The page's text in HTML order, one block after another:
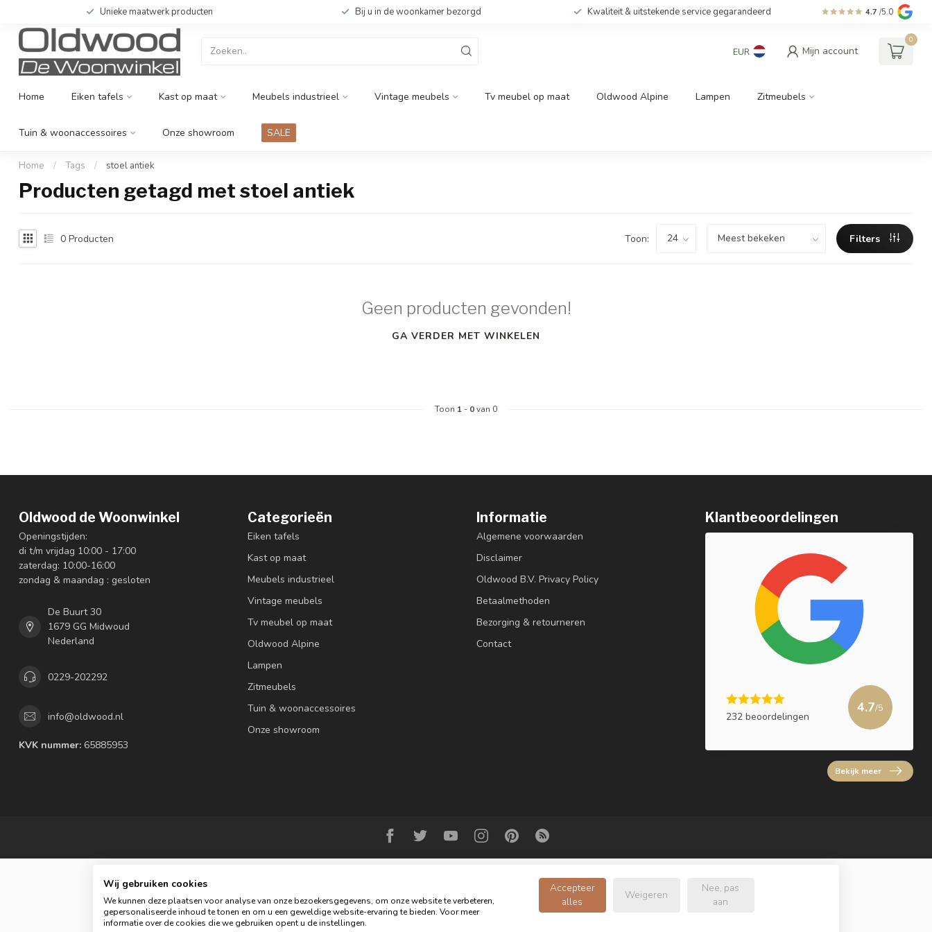
Unieke maatwerk producten Bij u in de woonkamer bezorgd Kwaliteit & uitstekende service gegarandeerd 4.7 /5.0
EUR Mijn account
0
Home Eiken tafels Kast op maat Meubels industrieel Vintage meubels Tv meubel op maat Oldwood Alpine Lampen Zitmeubels
Tuin & woonaccessoires Onze showroom SALE
Home / Tags / stoel antiek
Producten getagd met stoel antiek
0 Producten Toon: Filters
Geen producten gevonden!
GA VERDER MET WINKELEN
Toon 1 - 0van 0
Oldwood de Woonwinkel
Openingstijden:
di t/m vrijdag 10:00 - 17:00
zaterdag: 10:00-16:00
zondag & maandag : gesloten
De Buurt 30
1679 GG Midwoud
Nederland
0229-202292
info@oldwood.nl
KVK nummer: 65885953
Categorieën
Eiken tafels
Kast op maat
Meubels industrieel
Vintage meubels
Tv meubel op maat
Oldwood Alpine
Lampen
Zitmeubels
Tuin & woonaccessoires
Onze showroom
Informatie
Algemene voorwaarden
Disclaimer
Oldwood B.V. Privacy Policy
Betaalmethoden
Bezorging & retourneren
Contact
Klantbeoordelingen
232 beoordelingen
4.7/5
Bekijk meer
© Copyright 2026 Oldwood de Woonwinkel - Powered by
Wij gebruiken cookies
We kunnen deze plaatsen voor analyse van onze bezoekersgegevens, om onze website te verbeteren,
gepersonaliseerde inhoud te tonen en om u een geweldige website-ervaring te bieden. Voor meer
informatie over de cookies die we gebruiken opent u de instellingen.
Accepteer
alles
Weigeren
Nee, pas
aan